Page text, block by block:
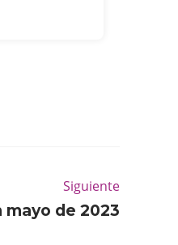
Siguiente
de 2023